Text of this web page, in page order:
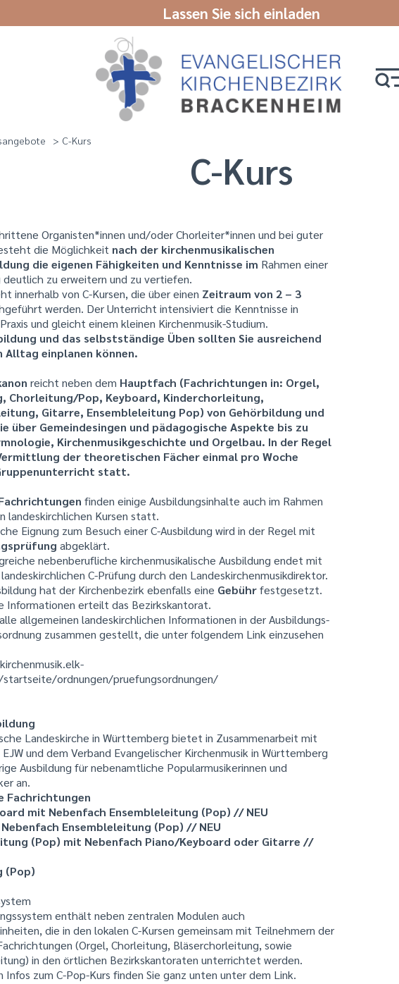
Lassen Sie sich einladen
> C-Kurs
C-Kurs
Organisten*innen und/oder Chorleiter*innen und bei guter
die Möglichkeit nach der kirchenmusikalischen
die eigenen Fähigkeiten und Kenntnisse im Rahmen einer
deutlich zu erweitern und zu vertiefen.
innerhalb von C-Kursen, die über einen Zeitraum von 2 – 3
werden. Der Unterricht intensiviert die Kenntnisse in
und gleicht einem kleinen Kirchenmusik-Studium.
und das selbstständige Üben sollten Sie ausreichend
Alltag einplanen können.
reicht neben dem Hauptfach (Fachrichtungen in: Orgel,
Chorleitung/Pop, Keyboard, Kinderchorleitung,
Gitarre, Ensembleleitung Pop) von Gehörbildung und
über Gemeindesingen und pädagogische Aspekte bis zu
Kirchenmusikgeschichte und Orgelbau. In der Regel
der theoretischen Fächer einmal pro Woche
statt.
finden einige Ausbildungsinhalte auch im Rahmen
landeskirchlichen Kursen statt.
Eignung zum Besuch einer C-Ausbildung wird in der Regel mit
abgeklärt.
nebenberufliche kirchenmusikalische Ausbildung endet mit
C-Prüfung durch den Landeskirchenmusikdirektor.
hat der Kirchenbezirk ebenfalls eine Gebührfestgesetzt.
Informationen erteilt das Bezirkskantorat.
allgemeinen landeskirchlichen Informationen in der Ausbildungs-
zusammen gestellt, die unter folgendem Link einzusehen
ordnungen/pruefungsordnungen/
Landeskirche in Württemberg bietet in Zusammenarbeit mit
und dem Verband Evangelischer Kirchenmusik in Württemberg
Ausbildung für nebenamtliche Popularmusikerinnen und
an.
Fachrichtungen
mit Nebenfach Ensembleleitung (Pop) // NEU
Ensembleleitung (Pop) // NEU
(Pop) mit Nebenfach Piano/Keyboard oder Gitarre //
(Pop)
enthält neben zentralen Modulen auch
die in den lokalen C-Kursen gemeinsam mit Teilnehmern der
(Orgel, Chorleitung, Bläserchorleitung, sowie
in den örtlichen Bezirkskantoraten unterrichtet werden.
zum C-Pop-Kurs finden Sie ganz unten unter dem Link.